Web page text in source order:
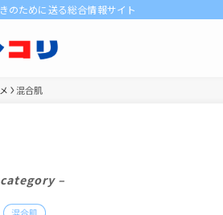
のために送る総合情報サイト
混合肌
–